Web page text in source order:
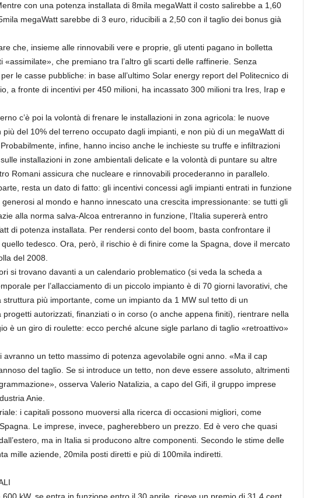
con una potenza installata di 8mila megaWatt il costo salirebbe a 1,60
megaWatt sarebbe di 3 euro, riducibili a 2,50 con il taglio dei bonus già
che, insieme alle rinnovabili vere e proprie, gli utenti pagano in bolletta
«assimilate», che premiano tra l’altro gli scarti delle raffinerie. Senza
le casse pubbliche: in base all’ultimo Solar energy report del Politecnico di
a fronte di incentivi per 450 milioni, ha incassato 300 milioni tra Ires, Irap e
c’è poi la volontà di frenare le installazioni in zona agricola: le nuove
del 10% del terreno occupato dagli impianti, e non più di un megaWatt di
infine, hanno inciso anche le inchieste su truffe e infiltrazioni
installazioni in zone ambientali delicate e la volontà di puntare su altre
Romani assicura che nucleare e rinnovabili procederanno in parallelo.
resta un dato di fatto: gli incentivi concessi agli impianti entrati in funzione
al mondo e hanno innescato una crescita impressionante: se tutti gli
alla norma salva-Alcoa entreranno in funzione, l’Italia supererà entro
di potenza installata. Per rendersi conto del boom, basta confrontare il
tedesco. Ora, però, il rischio è di finire come la Spagna, dove il mercato
del 2008.
si trovano davanti a un calendario problematico (si veda la scheda a
per l’allacciamento di un piccolo impianto è di 70 giorni lavorativi, che
più importante, come un impianto da 1 MW sul tetto di un
progetti autorizzati, finanziati o in corso (o anche appena finiti), rientrare nella
è un giro di roulette: ecco perché alcune sigle parlano di taglio «retroattivo»
avranno un tetto massimo di potenza agevolabile ogni anno. «Ma il cap
del taglio. Se si introduce un tetto, non deve essere assoluto, altrimenti
osserva Valerio Natalizia, a capo del Gifi, il gruppo imprese
Anie.
i capitali possono muoversi alla ricerca di occasioni migliori, come
Le imprese, invece, pagherebbero un prezzo. Ed è vero che quasi
ma in Italia si producono altre componenti. Secondo le stime delle
mille aziende, 20mila posti diretti e più di 100mila indiretti.